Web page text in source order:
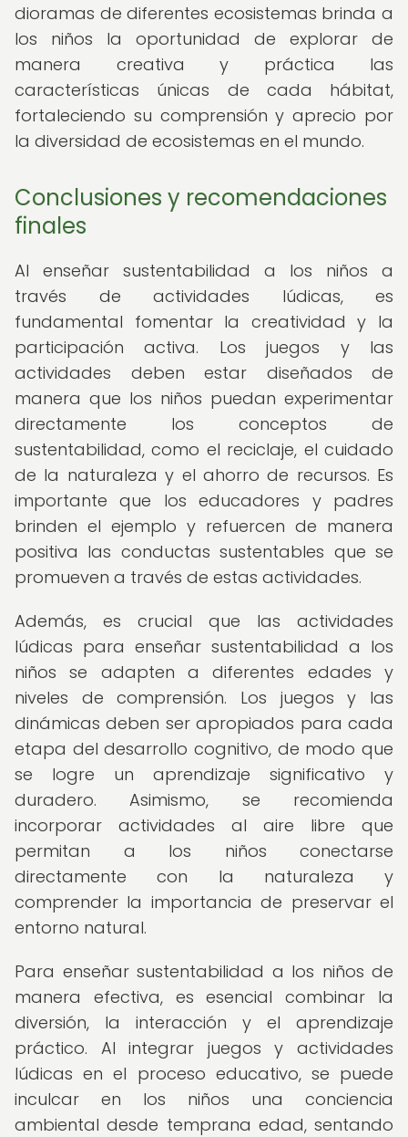
dioramas de diferentes ecosistemas brinda a
los niños la oportunidad de explorar de
manera creativa y práctica las
características únicas de cada hábitat,
fortaleciendo su comprensión y aprecio por
la diversidad de ecosistemas en el mundo.
Conclusiones y recomendaciones
finales
Al enseñar sustentabilidad a los niños a
través de actividades lúdicas, es
fundamental fomentar la creatividad y la
participación activa. Los juegos y las
actividades deben estar diseñados de
manera que los niños puedan experimentar
directamente los conceptos de
sustentabilidad, como el reciclaje, el cuidado
de la naturaleza y el ahorro de recursos. Es
importante que los educadores y padres
brinden el ejemplo y refuercen de manera
positiva las conductas sustentables que se
promueven a través de estas actividades.
Además, es crucial que las actividades
lúdicas para enseñar sustentabilidad a los
niños se adapten a diferentes edades y
niveles de comprensión. Los juegos y las
dinámicas deben ser apropiados para cada
etapa del desarrollo cognitivo, de modo que
se logre un aprendizaje significativo y
duradero. Asimismo, se recomienda
incorporar actividades al aire libre que
permitan a los niños conectarse
directamente con la naturaleza y
comprender la importancia de preservar el
entorno natural.
Para enseñar sustentabilidad a los niños de
manera efectiva, es esencial combinar la
diversión, la interacción y el aprendizaje
práctico. Al integrar juegos y actividades
lúdicas en el proceso educativo, se puede
inculcar en los niños una conciencia
ambiental desde temprana edad, sentando